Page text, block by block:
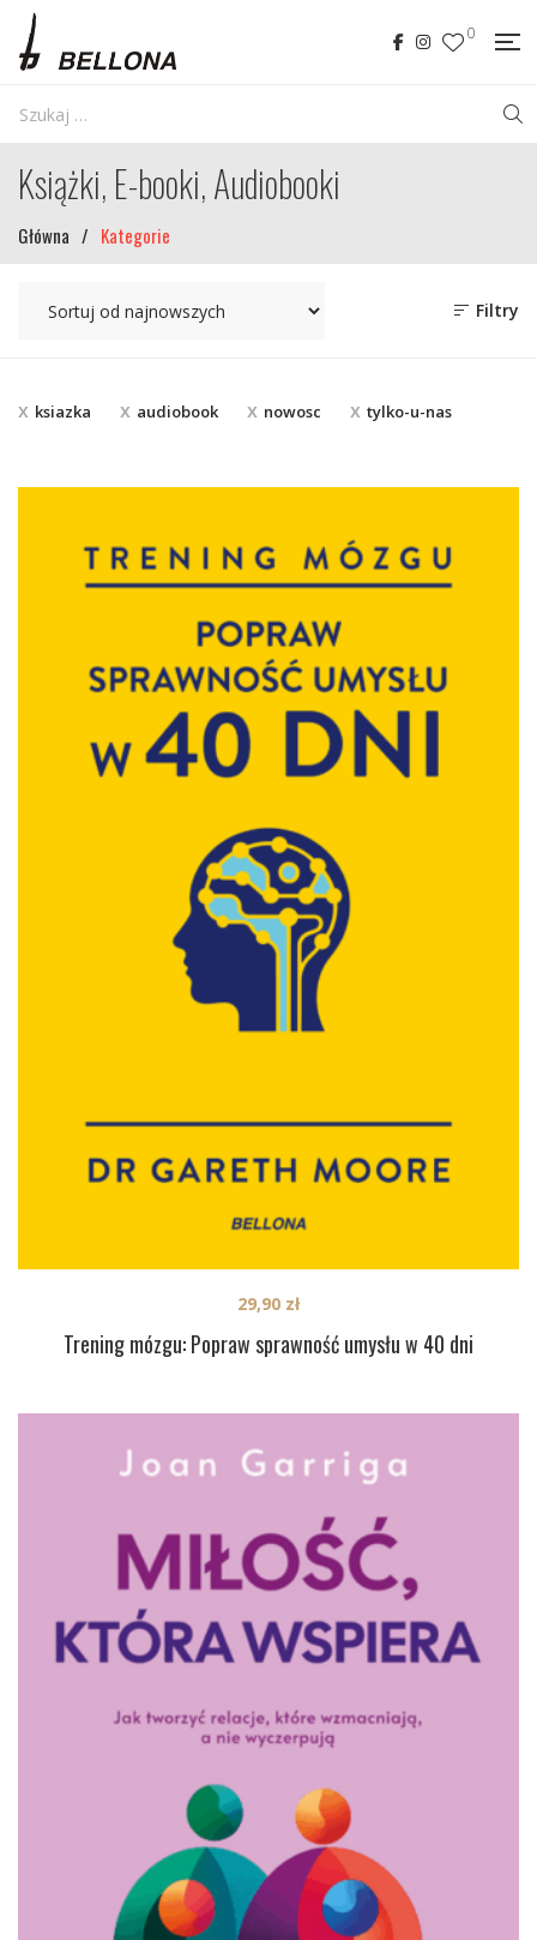
0
Książki, E-booki, Audiobooki
Główna / Kategorie
Filtry
ksiazka audiobook nowosc tylko-u-nas
Trening mózgu: Popraw sprawność umysłu w 40 dni
29,90 zł